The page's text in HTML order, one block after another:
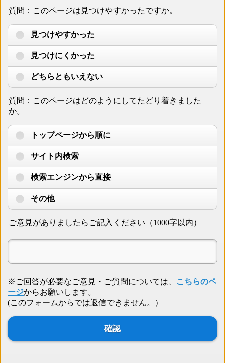
質問：このページは見つけやすかったですか。
見つけやすかった
見つけにくかった
どちらともいえない
質問：このページはどのようにしてたどり着きました
か。
トップページから順に
サイト内検索
検索エンジンから直接
その他
ご意見がありましたらご記入ください（1000字以内）
※ご回答が必要なご意見・ご質問については、
こちらのペ
ージからお願いします。
(このフォームからでは返信できません。）